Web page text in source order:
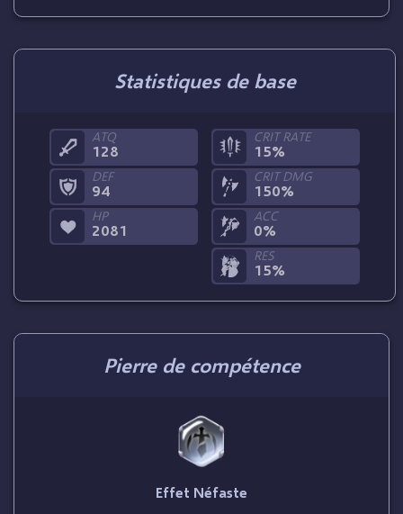
Statistiques de base
ATQ
128
DEF
94
HP
2081
CRIT RATE
15%
CRIT DMG
150%
ACC
0%
RES
15%
Pierre de compétence
Effet Néfaste